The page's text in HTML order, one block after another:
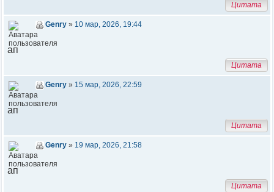
Цитата
Genry » 10 мар, 2026, 19:44
ап
Цитата
Genry » 15 мар, 2026, 22:59
ап
Цитата
Genry » 19 мар, 2026, 21:58
ап
Цитата